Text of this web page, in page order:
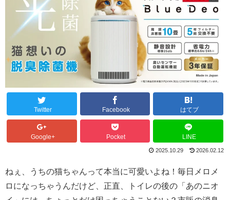
Twitter Facebook はてブ
Google+ Pocket LINE
2025.10.29 2026.02.12
ねぇ、うちの猫ちゃんって本当に可愛いよね！毎日メロメ
ロになっちゃうんだけど、正直、トイレの後の「あのニオ